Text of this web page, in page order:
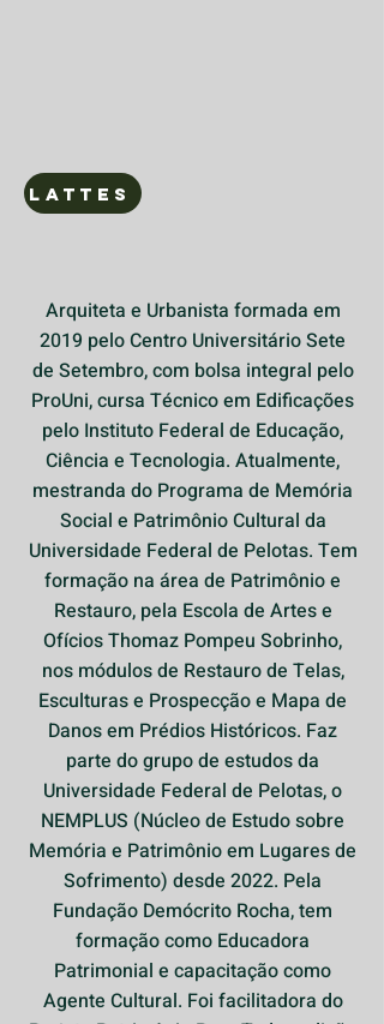
LATTES
Arquiteta e Urbanista formada em
2019 pelo Centro Universitário Sete
de Setembro, com bolsa integral pelo
ProUni, cursa Técnico em Edificações
pelo Instituto Federal de Educação,
Ciência e Tecnologia. Atualmente,
mestranda do Programa de Memória
Social e Patrimônio Cultural da
Universidade Federal de Pelotas. Tem
formação na área de Patrimônio e
Restauro, pela Escola de Artes e
Ofícios Thomaz Pompeu Sobrinho,
nos módulos de Restauro de Telas,
Esculturas e Prospecção e Mapa de
Danos em Prédios Históricos. Faz
parte do grupo de estudos da
Universidade Federal de Pelotas, o
NEMPLUS (Núcleo de Estudo sobre
Memória e Patrimônio em Lugares de
Sofrimento) desde 2022. Pela
Fundação Demócrito Rocha, tem
formação como Educadora
Patrimonial e capacitação como
Agente Cultural. Foi facilitadora do